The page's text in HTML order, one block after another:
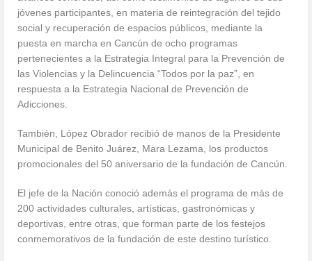
jóvenes participantes, en materia de reintegración del tejido
social y recuperación de espacios públicos, mediante la
puesta en marcha en Cancún de ocho programas
pertenecientes a la Estrategia Integral para la Prevención de
las Violencias y la Delincuencia “Todos por la paz”, en
respuesta a la Estrategia Nacional de Prevención de
Adicciones.
También, López Obrador recibió de manos de la Presidente
Municipal de Benito Juárez, Mara Lezama, los productos
promocionales del 50 aniversario de la fundación de Cancún.
El jefe de la Nación conoció además el programa de más de
200 actividades culturales, artísticas, gastronómicas y
deportivas, entre otras, que forman parte de los festejos
conmemorativos de la fundación de este destino turístico.